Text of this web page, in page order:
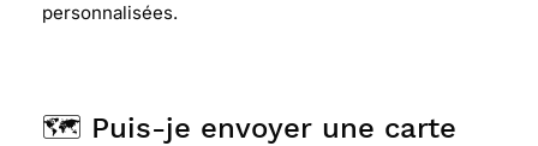
personnalisées.
🗺️ Puis-je envoyer une carte